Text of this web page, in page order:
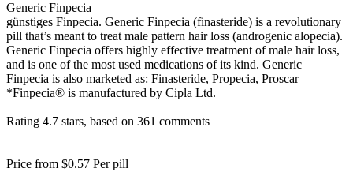
Generic Finpecia
günstiges Finpecia. Generic Finpecia (finasteride) is a revolutionary
pill that’s meant to treat male pattern hair loss (androgenic alopecia).
Generic Finpecia offers highly effective treatment of male hair loss,
and is one of the most used medications of its kind. Generic
Finpecia is also marketed as: Finasteride, Propecia, Proscar
*Finpecia® is manufactured by Cipla Ltd.
Rating 4.7 stars, based on 361 comments
Price from $0.57 Per pill